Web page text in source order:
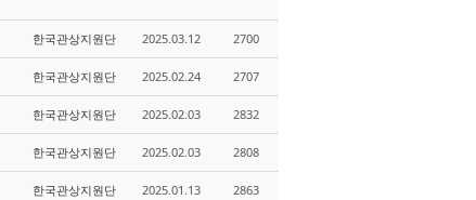
한국관상지원단 2025.03.12 2700
한국관상지원단 2025.02.24 2707
한국관상지원단 2025.02.03 2832
한국관상지원단 2025.02.03 2808
한국관상지원단 2025.01.13 2863